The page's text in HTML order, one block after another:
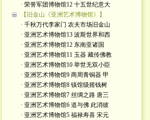
· 荣誉军团博物馆12 十五世纪意大
【旧金山《亚洲艺术博物馆》】
· 千秋万代李家门 农夫市场旧金山
· 亚洲艺术博物馆13 波斯世界和西
· 亚洲艺术博物馆12 东南亚诸国
· 亚洲艺术博物馆11 玉器 藏传佛教
· 亚洲艺术博物馆10 举世无双小臣
· 亚洲艺术博物馆9 商周青铜器 甲
· 亚洲艺术博物馆8 镇馆级摇钱树
· 亚洲艺术博物馆7 丝绸之路 唐三
· 亚洲艺术博物馆6 道与佛 此消彼
· 亚洲艺术博物馆5 福禄寿喜 宋元